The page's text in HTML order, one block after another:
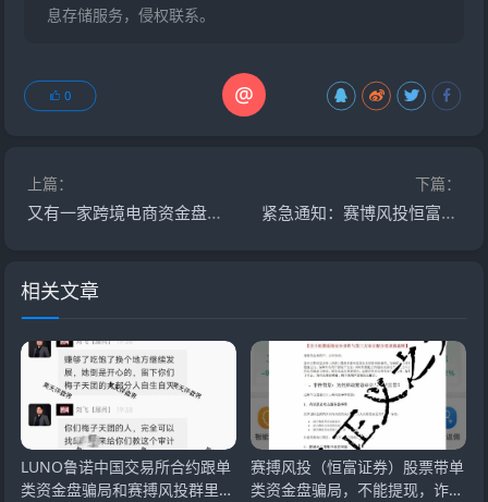
息存储服务，侵权联系。
@
0
上篇：
又有一家跨境电商资金盘崩盘“优哩哩”停止提现，公司主体吊销，25万人投资者受害者何去何从？
下篇：
紧急通知：赛博风投恒富基金 湖北广西成都团队大面积撤退 马上全面崩盘平移跑路
相关文章
LUNO鲁诺中国交易所合约跟单
类资金盘骗局和赛搏风投群里公
赛搏风投（恒富证券）股票带单
类资金盘骗局，不能提现，诈骗